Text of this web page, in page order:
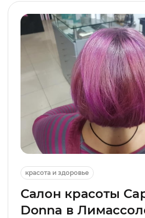
красота и здоровье
Салон красоты
Donna в